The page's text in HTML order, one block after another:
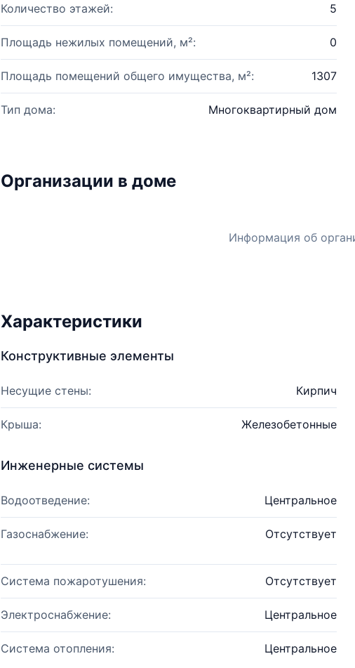
Количество этажей: 5
Площадь нежилых помещений, м²: 0
Площадь помещений общего имущества, м²: 1307
Тип дома: Многоквартирный дом
Организации в доме
Информация об
Характеристики
Конструктивные элементы
Несущие стены: Кирпич
Крыша: Железобетонные
Инженерные системы
Водоотведение: Центральное
Газоснабжение: Отсутствует
Система пожаротушения: Отсутствует
Электроснабжение: Центральное
Система отопления: Центральное